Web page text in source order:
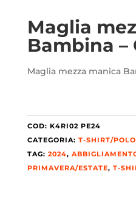
Maglia
Bambina –
Maglia mezza manica
COD: K4RI02 PE24
CATEGORIA: T-SHIRT/POLO
TAG: 2024,
PRIMAVERA/ESTATE, T-